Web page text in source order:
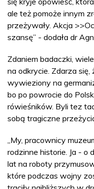
ale też pomoże innym
przeżywały. Akcja
szansę” - dodała dr
Zdaniem badaczki,
na odkrycie. Zdarza
wywieziony na
bo po powrocie do
rówieśników. Byli tez
sobą tragiczne
„My, pracownicy
rodzinne historie. Ja -
lat na roboty
które podczas wojny